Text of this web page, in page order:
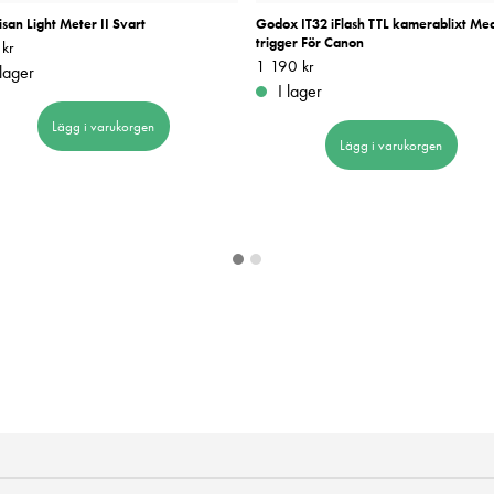
Light Meter II Svart
889 kr
Lägg i varukorgen
Godox IT32 iFlash TTL kamerablixt
trigger För Canon
Pris:1 190 kr
1 190 kr
I lager
Lägg i varukorgen